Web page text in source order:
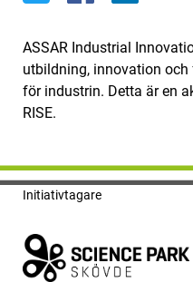
ASSAR Industrial
utbildning, innovation
för industrin. Detta är en
RISE.
Initiativtagare